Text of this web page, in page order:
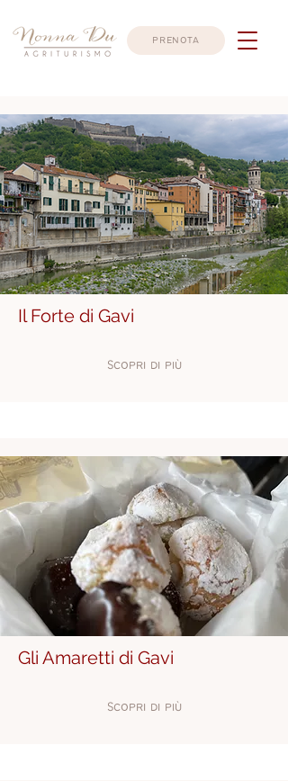
prenota
Il Forte di Gavi
Scopri di più
Gli Amaretti di Gavi
Scopri di più